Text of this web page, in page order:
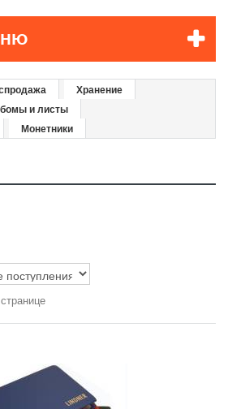
Хранение
и листы
Монетники